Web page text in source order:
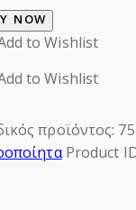
NOW
to Wishlist
to Wishlist
προϊόντος: 75
Product